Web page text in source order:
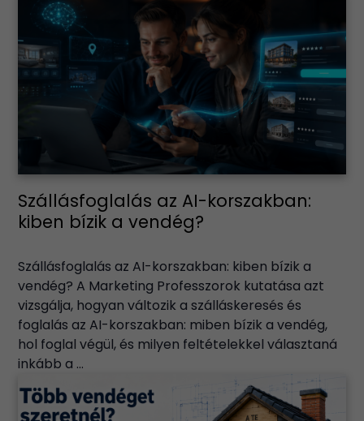
Szállásfoglalás az AI-korszakban:
kiben bízik a vendég?
Szállásfoglalás az AI-korszakban: kiben bízik a
vendég? A Marketing Professzorok kutatása azt
vizsgálja, hogyan változik a szálláskeresés és
foglalás az AI-korszakban: miben bízik a vendég,
hol foglal végül, és milyen feltételekkel választaná
inkább a ...